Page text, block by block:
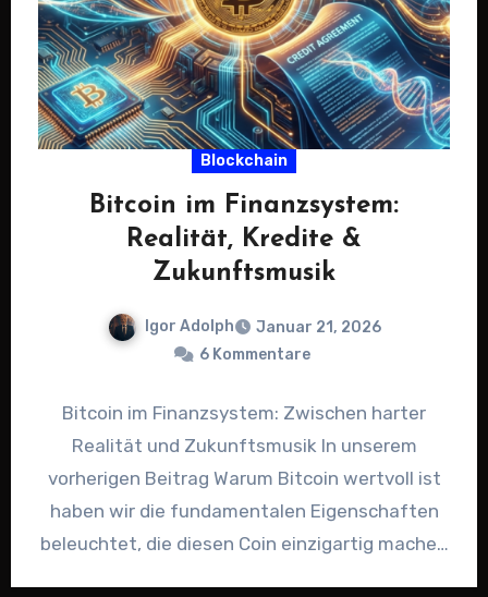
Blockchain
Bitcoin im Finanzsystem:
Realität, Kredite &
Zukunftsmusik
Igor Adolph
Januar 21, 2026
6 Kommentare
Bitcoin im Finanzsystem: Zwischen harter
Realität und Zukunftsmusik In unserem
vorherigen Beitrag Warum Bitcoin wertvoll ist
haben wir die fundamentalen Eigenschaften
beleuchtet, die diesen Coin einzigartig machen